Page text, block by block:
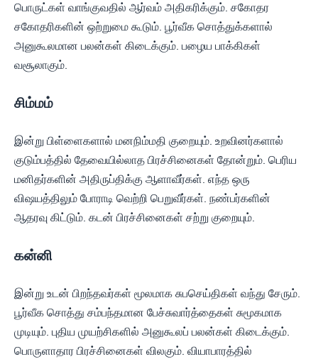
பொருட்கள் வாங்குவதில் ஆர்வம் அதிகரிக்கும். சகோதர
சகோதரிகளின் ஒற்றுமை கூடும். பூர்வீக சொத்துக்களால்
அனுகூலமான பலன்கள் கிடைக்கும். பழைய பாக்கிகள்
வசூலாகும்.
சிம்மம்
இன்று பிள்ளைகளால் மனநிம்மதி குறையும். உறவினர்களால்
குடும்பத்தில் தேவையில்லாத பிரச்சினைகள் தோன்றும். பெரிய
மனிதர்களின் அதிருப்திக்கு ஆளாவீர்கள். எந்த ஒரு
விஷயத்திலும் போராடி வெற்றி பெறுவீர்கள். நண்பர்களின்
ஆதரவு கிட்டும். கடன் பிரச்சினைகள் சற்று குறையும்.
கன்னி
இன்று உடன் பிறந்தவர்கள் மூலமாக சுபசெய்திகள் வந்து சேரும்.
பூர்வீக சொத்து சம்பந்தமான பேச்சுவார்த்தைகள் சுமூகமாக
முடியும். புதிய முயற்சிகளில் அனுகூலப் பலன்கள் கிடைக்கும்.
பொருளாதார பிரச்சினைகள் விலகும். வியாபாரத்தில்